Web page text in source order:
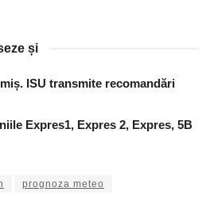
și
ISU transmite recomandări
Expres1, Expres 2, Expres, 5B
prognoza meteo